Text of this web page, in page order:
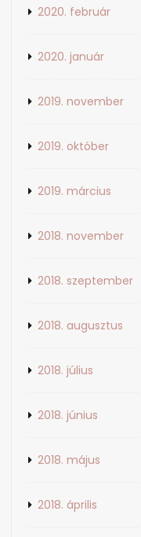
2020. február
2020. január
2019. november
2019. október
2019. március
2018. november
2018. szeptember
2018. augusztus
2018. július
2018. június
2018. május
2018. április